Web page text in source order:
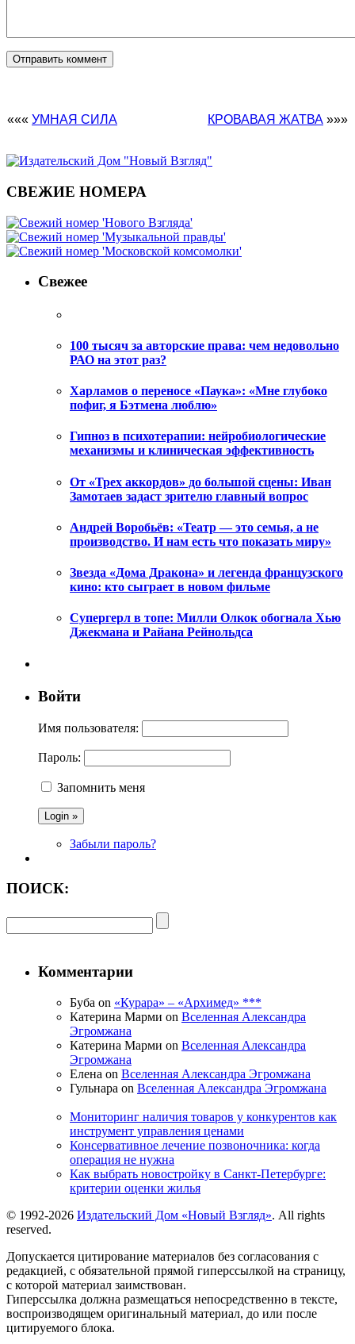
««« УМНАЯ СИЛА КРОВАВАЯ ЖАТВА »»»
СВЕЖИЕ НОМЕРА
Свежее
100 тысяч за авторские права: чем недовольно
РАО на этот раз?
Харламов о переносе «Паука»: «Мне глубоко
пофиг, я Бэтмена люблю»
Гипноз в психотерапии: нейробиологические
механизмы и клиническая эффективность
От «Трех аккордов» до большой сцены: Иван
Замотаев задаст зрителю главный вопрос
Андрей Воробьёв: «Театр — это семья, а не
производство. И нам есть что показать миру»
Звезда «Дома Дракона» и легенда французского
кино: кто сыграет в новом фильме
Супергерл в топе: Милли Олкок обогнала Хью
Джекмана и Райана Рейнольдса
Войти
Имя пользователя:
Пароль:
Запомнить меня
Забыли пароль?
ПОИСК:
Комментарии
Буба on «Курара» – «Архимед» ***
Катерина Марми on Вселенная Александра
Эгромжана
Катерина Марми on Вселенная Александра
Эгромжана
Елена on Вселенная Александра Эгромжана
Гульнара on Вселенная Александра Эгромжана
Мониторинг наличия товаров у конкурентов как
инструмент управления ценами
Консервативное лечение позвоночника: когда
операция не нужна
Как выбрать новостройку в Санкт-Петербурге:
критерии оценки жилья
© 1992-2026 Издательский Дом «Новый Взгляд». All rights
reserved.
Допускается цитирование материалов без согласования с
редакцией, с обязательной прямой гиперссылкой на страницу,
с которой материал заимствован.
Гиперссылка должна размещаться непосредственно в тексте,
воспроизводящем оригинальный материал, до или после
цитируемого блока.